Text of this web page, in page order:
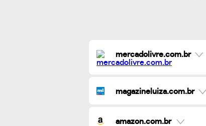
mercadolivre.com.br
magazineluiza.com.br
amazon.com.br